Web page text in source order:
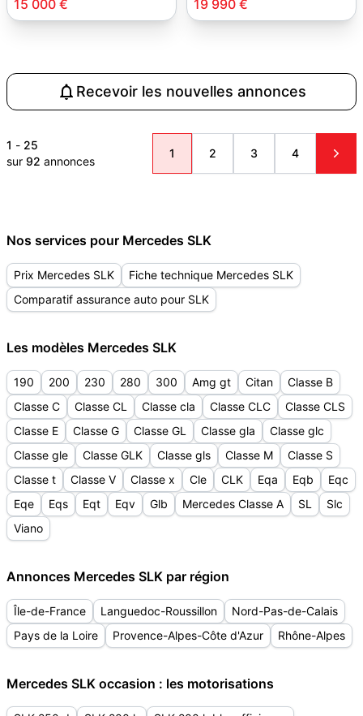
15 000 € 19 990 €
Recevoir les nouvelles annonces
1 - 25
sur 92 annonces
1 2 3 4
Nos services pour Mercedes SLK
Prix Mercedes SLK
Fiche technique Mercedes SLK
Comparatif assurance auto pour SLK
Les modèles Mercedes SLK
190 200 230 280 300 Amg gt Citan
Classe B
Classe C
Classe CL Classe cla Classe CLC
Classe CLS
Classe E
Classe G Classe GL Classe gla
Classe glc
Classe gle
Classe GLK Classe gls Classe M
Classe S
Classe t
Classe V Classe x Cle CLK Eqa Eqb
Eqc
Eqe
Eqs Eqt Eqv Glb Mercedes Classe A SL
Slc
Viano
Annonces Mercedes SLK par région
Île-de-France Languedoc-Roussillon
Nord-Pas-de-Calais
Pays de la Loire
Provence-Alpes-Côte d'Azur Rhône-Alpes
Mercedes SLK occasion : les motorisations